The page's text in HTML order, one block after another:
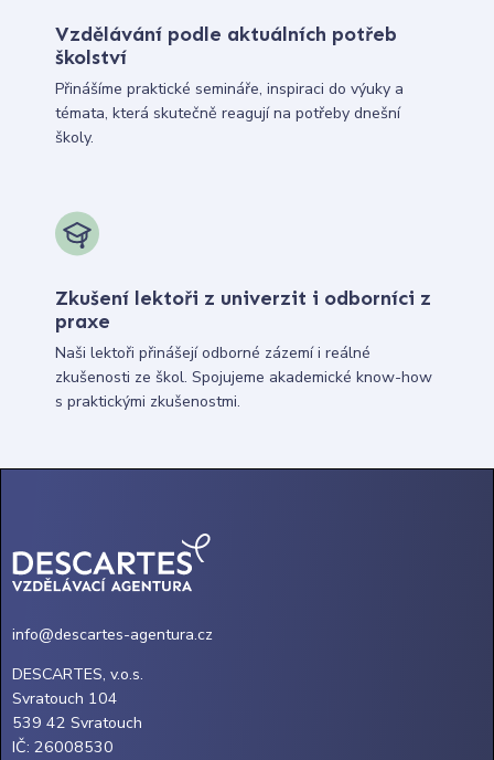
Vzdělávání podle aktuálních potřeb
školství
Přinášíme praktické semináře, inspiraci do výuky a
témata, která skutečně reagují na potřeby dnešní
školy.
Zkušení lektoři z univerzit i odborníci z
praxe
Naši lektoři přinášejí odborné zázemí i reálné
zkušenosti ze škol. Spojujeme akademické know-how
s praktickými zkušenostmi.
info@descartes-agentura.cz
DESCARTES, v.o.s.
Svratouch 104
539 42 Svratouch
IČ: 26008530